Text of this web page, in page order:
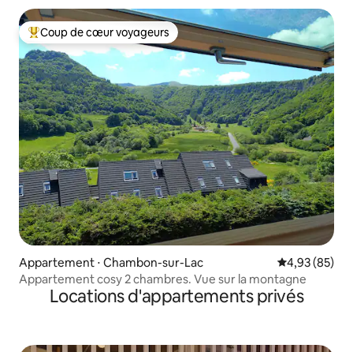
Coups de cœur voyageurs les plus appréciés
Coup de cœur voyageurs
Appartement ⋅ Chambon-sur-Lac Évaluation
4,93 (85)
Appartement cosy 2 chambres. Vue sur la montagne
Locations d'appartements privés